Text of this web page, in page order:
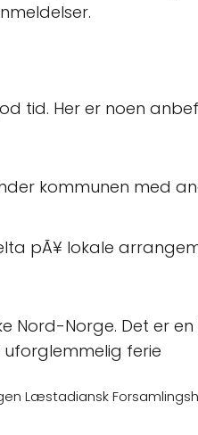
tid. Her er noen
kommunen med
pÃ¥ lokale
Nord-Norge. Det er
ferie
Læstadiansk